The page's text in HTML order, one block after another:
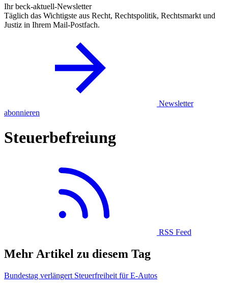
Ihr beck-aktuell-Newsletter
Täglich das Wichtigste aus Recht, Rechtspolitik, Rechtsmarkt und
Justiz in Ihrem Mail-Postfach.
Newsletter
abonnieren
Steuerbefreiung
RSS Feed
Mehr Artikel zu diesem Tag
Bundestag verlängert Steuerfreiheit für E-Autos